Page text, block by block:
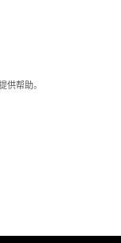
供帮助。